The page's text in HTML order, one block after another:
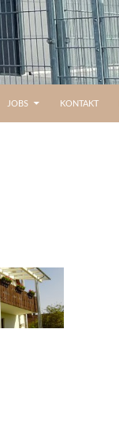
JOBS KONTAKT